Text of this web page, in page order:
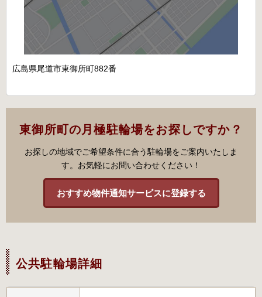
広島県尾道市東御所町882番
東御所町の月極駐輪場をお探しですか？
お探しの地域でご希望条件に合う駐輪場をご案内いたしま
す。お気軽にお問い合わせください！
おすすめ物件通知サービスに登録する
公共駐輪場詳細